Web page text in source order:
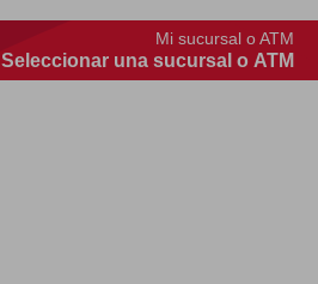
Mi sucursal o ATM
Seleccionar una sucursal o ATM